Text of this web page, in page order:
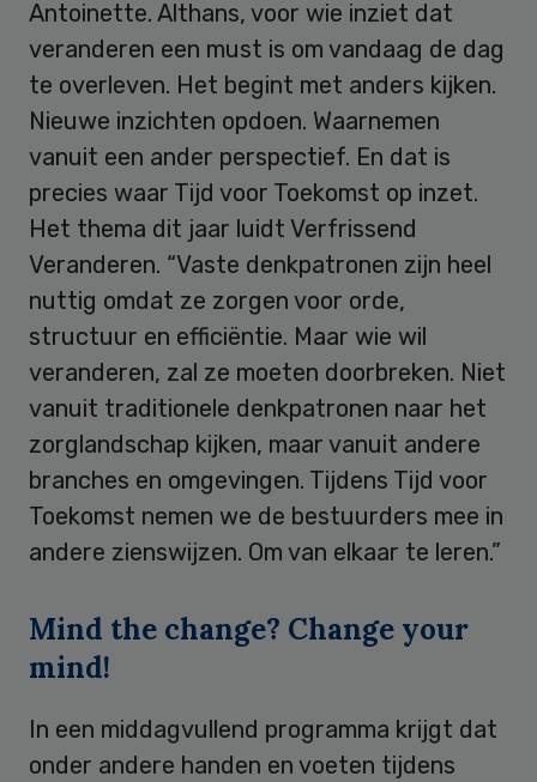
Antoinette. Althans, voor wie inziet dat
veranderen een must is om vandaag de dag
te overleven. Het begint met anders kijken.
Nieuwe inzichten opdoen. Waarnemen
vanuit een ander perspectief. En dat is
precies waar Tijd voor Toekomst op inzet.
Het thema dit jaar luidt Verfrissend
Veranderen. “Vaste denkpatronen zijn heel
nuttig omdat ze zorgen voor orde,
structuur en efficiëntie. Maar wie wil
veranderen, zal ze moeten doorbreken. Niet
vanuit traditionele denkpatronen naar het
zorglandschap kijken, maar vanuit andere
branches en omgevingen. Tijdens Tijd voor
Toekomst nemen we de bestuurders mee in
andere zienswijzen. Om van elkaar te leren.”
Mind the change? Change your
mind!
In een middagvullend programma krijgt dat
onder andere handen en voeten tijdens